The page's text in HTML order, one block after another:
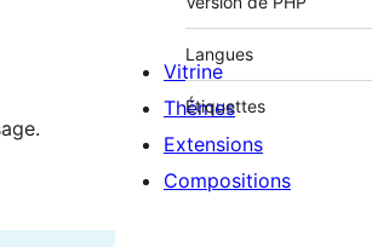
Langues
Étiquettes
Vitrine
Thèmes
Extensions
Compositions